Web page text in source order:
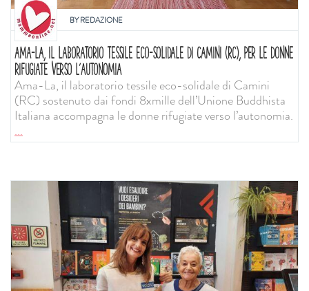
BYREDAZIONE
AMA-LA, IL LABORATORIO TESSILE ECO-SOLIDALE DI CAMINI (RC), PER LE DONNE
RIFUGIATE VERSO L’AUTONOMIA
Ama-La, il laboratorio tessile eco-solidale di Camini
(RC) sostenuto dai fondi 8xmille dell’Unione Buddhista
Italiana accompagna le donne rifugiate verso l’autonomia.
...